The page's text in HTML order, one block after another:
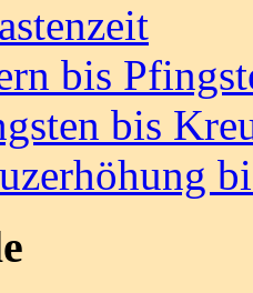
bis
bis